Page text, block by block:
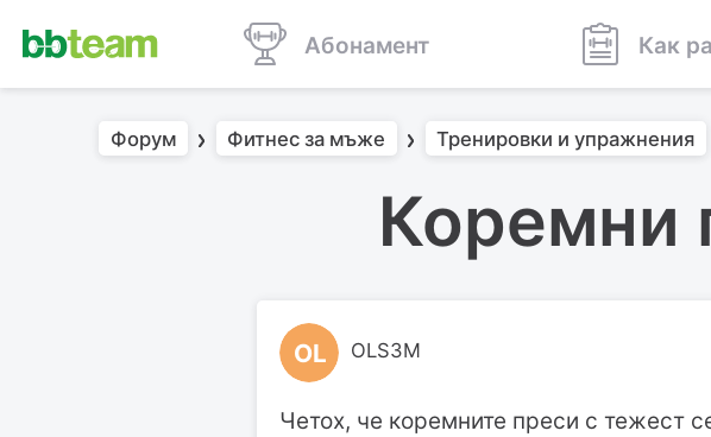
Абонамент Как
Форум Фитнес за мъже Тренировки и упражнения
Коремни
OL OLS3M
Четох, че коремните преси с тежест